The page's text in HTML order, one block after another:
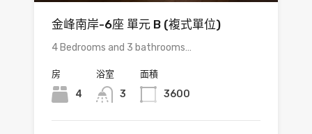
金峰南岸-6座 單元 B (複式單位)
4 Bedrooms and 3 bathrooms…
房
4
浴室
3
面積
3600